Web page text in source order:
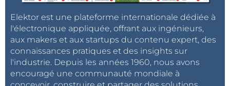
Elektor est une plateforme internationale dédiée à
l'électronique appliquée, offrant aux ingénieurs,
aux makers et aux startups du contenu expert, des
connaissances pratiques et des insights sur
l'industrie. Depuis les années 1960, nous avons
encouragé une communauté mondiale à